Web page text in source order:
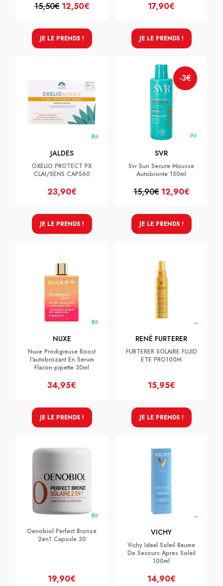
15,50€ 12,50€
JE LE PRENDS !
17,90€
JE LE PRENDS !
JALDES
OXELIO PROTECT PX
CLAI/SENS CAPS60
23,90€
JE LE PRENDS !
-3€
SVR
Svr Sun Secure Mousse
Autobronte 150ml
15,90€ 12,90€
JE LE PRENDS !
NUXE
Nuxe Prodigieuse Boost
l'autobrozant En Serum
Flacon-pipette 30ml
34,95€
JE LE PRENDS !
RENÉ FURTERER
FURTERER SOLAIRE FLUID
ETE PRO100M
15,95€
JE LE PRENDS !
Oenobiol Perfect Bronze
2en1 Capsule 30
19,90€
VICHY
Vichy Ideal Soleil Baume
De Secours Apres Soleil
100ml
14,90€